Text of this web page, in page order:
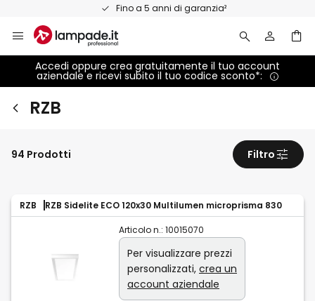
Fino a 5 anni di garanzia²
contenuto
Accedi oppure crea gratuitamente il tuo account
aziendale e ricevi subito il tuo codice sconto*:
RZB
RZB RZB Sidelite ECO 120x30 Multilumen microprisma 830
Articolo n.: 10015070
Per visualizzare prezzi
personalizzati, crea un
account aziendale
94 Prodotti Filtro